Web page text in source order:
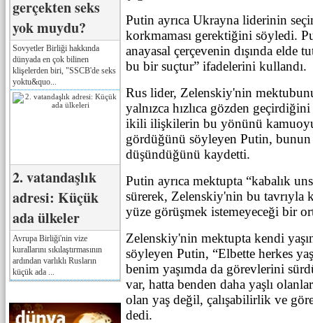
gerçekten seks
yok muydu?
Sovyetler Birliği hakkında
dünyada en çok bilinen
klişelerden biri, "SSCB'de seks
yoktu&quo...
2. vatandaşlık
adresi: Küçük
ada ülkeler
Avrupa Birliği'nin vize
kurallarını sıkılaştırmasının
ardından varlıklı Rusların
küçük ada ...
Putin ayrıca Ukrayna liderinin
korkmaması gerektiğini söyledi.
anayasal çerçevenin dışında elde
bu bir suçtur” ifadelerini kullandı.
Rus lider, Zelenskiy'nin
yalnızca hızlıca gözden
ikili ilişkilerin bu yönünü
gördüğünü söyleyen Putin, bunun
düşündüğünü kaydetti.
Putin ayrıca mektupta “kabalık
sürerek, Zelenskiy'nin bu tavrıyla
yüze görüşmek istemeyeceği bir
Zelenskiy'nin mektupta kendi
söyleyen Putin, “Elbette herkes
benim yaşımda da görevlerini
var, hatta benden daha yaşlı
olan yaş değil, çalışabilirlik ve
dedi.